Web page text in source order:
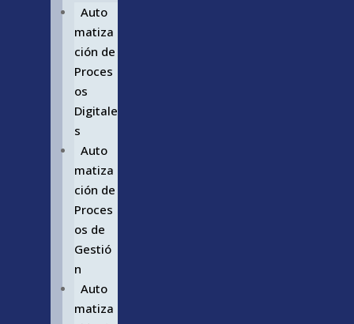
Auto
matiza
ción de
Proces
os
Digitale
s
Auto
matiza
ción de
Proces
os de
Gestió
n
Auto
matiza